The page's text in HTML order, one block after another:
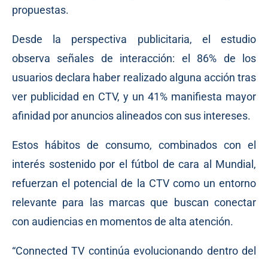
propuestas.
Desde la perspectiva publicitaria, el estudio
observa señales de interacción: el 86% de los
usuarios declara haber realizado alguna acción tras
ver publicidad en CTV, y un 41% manifiesta mayor
afinidad por anuncios alineados con sus intereses.
Estos hábitos de consumo, combinados con el
interés sostenido por el fútbol de cara al Mundial,
refuerzan el potencial de la CTV como un entorno
relevante para las marcas que buscan conectar
con audiencias en momentos de alta atención.
“Connected TV continúa evolucionando dentro del